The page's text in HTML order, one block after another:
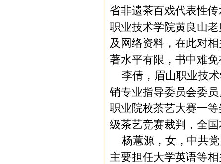
省非遗茶百戏代表性
职业技术学院黄良山
及网络资料，在此对
著水平有限，书中难
李倩，眉山职业技术
销专业指导委员会委
职业院校茶艺大赛一
级茶艺竞赛裁判，全
杨蕙源，女，中共党
主要担任大学英语等